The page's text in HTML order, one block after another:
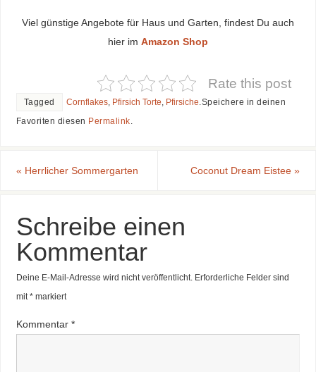
Viel günstige Angebote für Haus und Garten, findest Du auch
hier im Amazon Shop
Rate this post
Tagged Cornflakes, Pfirsich Torte Pfirsiche Speichere in deinen
Favoriten diesen Permalink
« Herrlicher Sommergarten Coconut Dream Eistee»
Schreibe einen
Kommentar
Deine E-Mail-Adresse wird nicht veröffentlicht. Erforderliche Felder sind
mit *markiert
Kommentar *